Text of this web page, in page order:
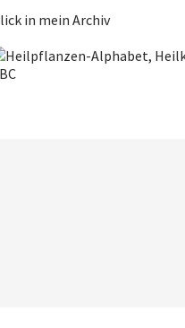
in mein Archiv